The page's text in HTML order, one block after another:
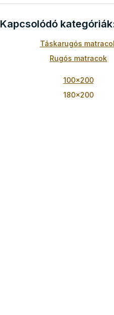
Kapcsolódó
Táskarugós
Rugós matracok
100x200
180x200